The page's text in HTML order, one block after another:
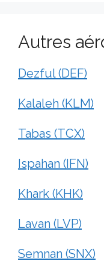
Autres
Dezful (DEF)
Kalaleh (KLM)
Tabas (TCX)
Ispahan (IFN)
Khark (KHK)
Lavan (LVP)
Semnan (SNX)